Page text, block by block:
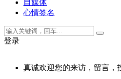
自媒体
心情签名
登录
真诚欢迎您的来访，留言